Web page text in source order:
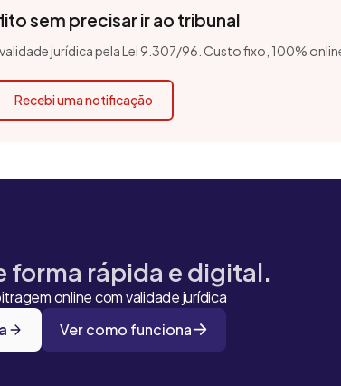
sem precisar ir ao tribunal
jurídica pela Lei 9.307/96. Custo fixo, 100%
Recebi uma notificação
forma rápida e digital.
online com validade jurídica
Ver como funciona